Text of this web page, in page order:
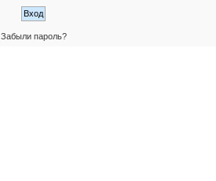
Забыли пароль?